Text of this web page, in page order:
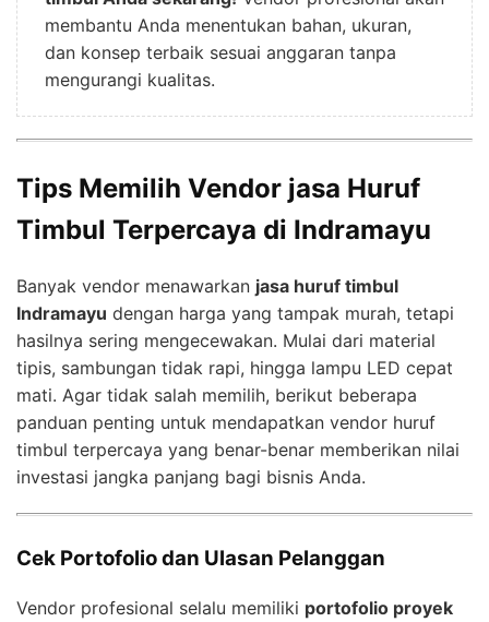
membantu Anda menentukan bahan, ukuran,
dan konsep terbaik sesuai anggaran tanpa
mengurangi kualitas.
Tips Memilih Vendor jasa Huruf
Timbul Terpercaya di Indramayu
Banyak vendor menawarkan jasa huruf timbul
Indramayu dengan harga yang tampak murah, tetapi
hasilnya sering mengecewakan. Mulai dari material
tipis, sambungan tidak rapi, hingga lampu LED cepat
mati. Agar tidak salah memilih, berikut beberapa
panduan penting untuk mendapatkan vendor huruf
timbul terpercaya yang benar-benar memberikan nilai
investasi jangka panjang bagi bisnis Anda.
Cek Portofolio dan Ulasan Pelanggan
Vendor profesional selalu memiliki portofolio proyek